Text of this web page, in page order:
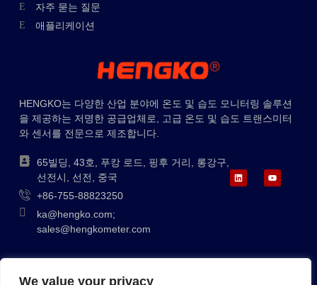
We value your privacy
자주 묻는 질문
애플리케이션
HENGKO는 다양한 산업 분야에 온도 및 습도 모니터링 솔루션
을 제공하는 저명한 공급업체로, 고급 온도 및 습도 트랜스미터
와 센서를 전문으로 제조합니다.
65빌딩, 43호, 푸캉 로드, 핑후 거리, 롱강구,
선전시, 선전, 중국
+86-755-88823250
ka@hengko.com;
sales@hengkometer.com
사이트맵쿠키 정책개인정보 보호정책
German
Japanese
Lithuanian
Polish
Ukrainian